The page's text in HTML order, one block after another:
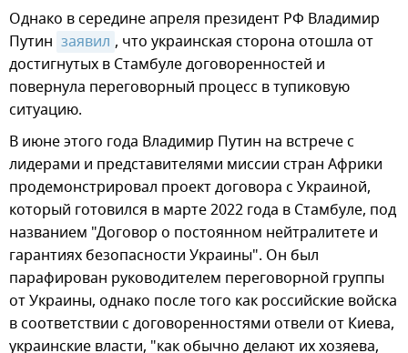
Однако в середине апреля президент РФ Владимир
Путин заявил , что украинская сторона отошла от
достигнутых в Стамбуле договоренностей и
повернула переговорный процесс в тупиковую
ситуацию.
В июне этого года Владимир Путин на встрече с
лидерами и представителями миссии стран Африки
продемонстрировал проект договора с Украиной,
который готовился в марте 2022 года в Стамбуле, под
названием "Договор о постоянном нейтралитете и
гарантиях безопасности Украины". Он был
парафирован руководителем переговорной группы
от Украины, однако после того как российские войска
в соответствии с договоренностями отвели от Киева,
украинские власти, "как обычно делают их хозяева,